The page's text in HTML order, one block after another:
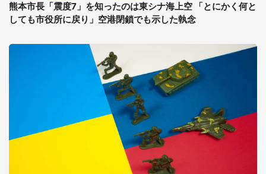
熊本市長「震度7」を知ったのは東シナ海上空 「とにかく何と
しても市役所に戻り」空港閉鎖でも示した執念